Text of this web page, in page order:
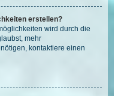
erstellen?
wird durch die
mehr
kontaktiere einen